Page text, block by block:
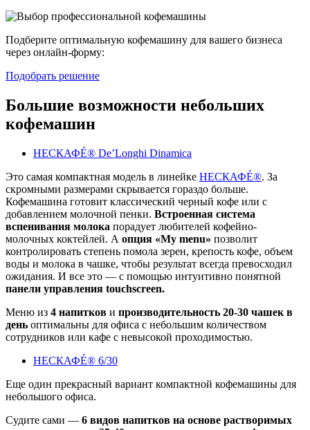
Подберите оптимальную кофемашину для вашего бизнеса
через онлайн-форму:
Подобрать решение
Большие возможности небольших
кофемашин
НЕСКАФÉ® De’Longhi Dinamica
Это самая компактная модель в линейке НЕСКАФÉ®. За
скромными размерами скрывается гораздо больше.
Кофемашина готовит классический черный кофе или с
добавлением молочной пенки. Встроенная система
вспенивания молока порадует любителей кофейно-
молочных коктейлей. А опция «My menu» позволит
контролировать степень помола зерен, крепость кофе, объем
воды и молока в чашке, чтобы результат всегда превосходил
ожидания. И все это — с помощью интуитивно понятной
панели управления touchscreen.
Меню из 4 напитков и производительность 20-30 чашек в
день оптимальны для офиса с небольшим количеством
сотрудников или кафе с невысокой проходимостью.
НЕСКАФÉ® 6/30
Еще один прекрасный вариант компактной кофемашины для
небольшого офиса.
Судите сами — 6 видов напитков на основе растворимых